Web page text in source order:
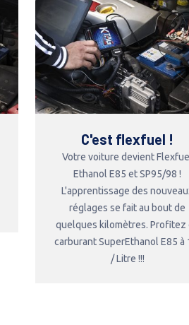
C'est flexfuel !
Votre voiture devient
Ethanol E85 et SP95/98 !
L'apprentissage des
réglages se fait au bout de
quelques kilomètres. Profitez
carburant SuperEthanol E85 à
/ Litre !!!